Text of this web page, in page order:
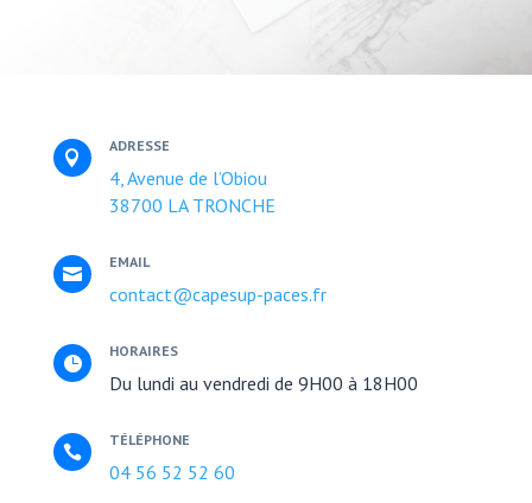

ADRESSE
4, Avenue de l’Obiou
38700 LA TRONCHE

EMAIL
contact@capesup-paces.fr

HORAIRES
Du lundi au vendredi de 9H00 à 18H00

TÉLÉPHONE
04 56 52 52 60